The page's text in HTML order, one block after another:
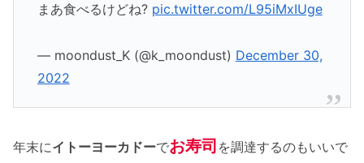
まあ食べるけどね? pic.twitter.com/L95iMxIUge
— moondust_K (@k_moondust) December 30,
2022
年末にイトーヨーカドーでお寿司 を調達するのもいいで